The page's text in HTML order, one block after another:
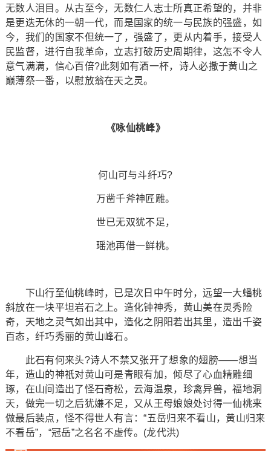
无数人泪目。从古至今，无数仁人志士所真正希望的，并非
是更迭无休的一朝一代，而是国家的统一与民族的强盛，如
今，我们的国家不但统一了，强盛了，更从内着手，接受人
民监督，进行自我革命，立志打破历史周期律，这怎不令人
意气满满，信心百倍?此刻如有酒一杯，诗人必撒于黄山之
巅薄祭一番，以慰放翁在天之灵。
《咏仙桃峰》
何山可与斗纤巧?
万凿千斧神匠雕。
世已无双犹不足，
瑶池再借一鲜桃。
下山行至仙桃峰时，已是次日中午时分，远望一大蟠桃
斜放在一块平坦岩石之上。造化钟神秀，黄山美在灵秀险
奇，天地之灵气如出其中，造化之阴阳若出其里，造出千姿
百态，纤巧秀丽的黄山峰石。
此石有何来头?诗人不禁又张开了想象的翅膀——想当
年，造山的神祇对黄山可是青眼有加，倾尽了心血精雕细
琢，在山间造出了怪石奇松，云海温泉，珍禽异兽，福地洞
天，做完一切之后犹嫌不足，又从王母娘娘处讨得一仙桃来
做最后装点，怪不得世人有言：“五岳归来不看山，黄山归来
不看岳”，“冠岳”之名名不虚传。(龙代洪)